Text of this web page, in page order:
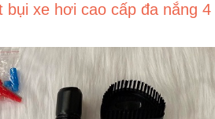
xe hơi cao cấp đa nắng